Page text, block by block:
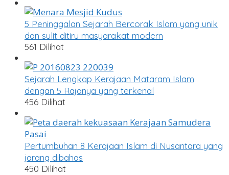
5 Peninggalan Sejarah Bercorak Islam yang unik
dan sulit ditiru masyarakat modern
561 Dilihat
Sejarah Lengkap Kerajaan Mataram Islam
dengan 5 Rajanya yang terkenal
456 Dilihat
Pertumbuhan 8 Kerajaan Islam di Nusantara yang
jarang dibahas
450 Dilihat